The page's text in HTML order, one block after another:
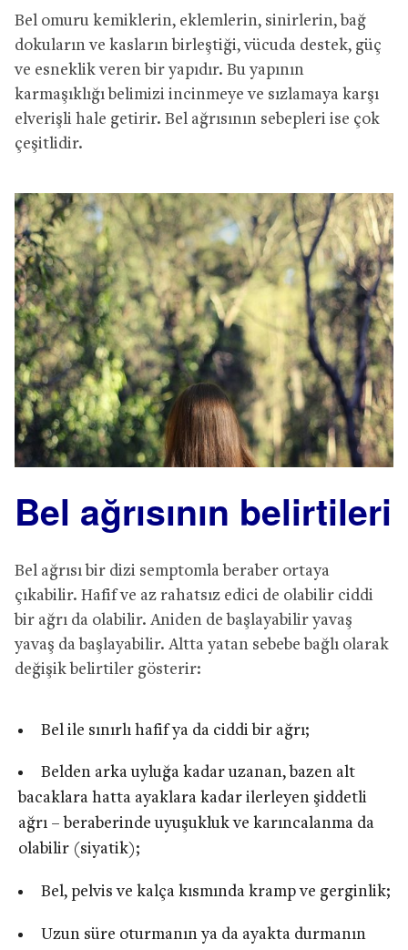
Bel omuru kemiklerin, eklemlerin, sinirlerin, bağ
dokuların ve kasların birleştiği, vücuda destek, güç
ve esneklik veren bir yapıdır. Bu yapının
karmaşıklığı belimizi incinmeye ve sızlamaya karşı
elverişli hale getirir. Bel ağrısının sebepleri ise çok
çeşitlidir.
Bel ağrısının belirtileri
Bel ağrısı bir dizi semptomla beraber ortaya
çıkabilir. Hafif ve az rahatsız edici de olabilir ciddi
bir ağrı da olabilir. Aniden de başlayabilir yavaş
yavaş da başlayabilir. Altta yatan sebebe bağlı olarak
değişik belirtiler gösterir:
Bel ile sınırlı hafif ya da ciddi bir ağrı;
Belden arka uyluğa kadar uzanan, bazen alt
bacaklara hatta ayaklara kadar ilerleyen şiddetli
ağrı – beraberinde uyuşukluk ve karıncalanma da
olabilir (siyatik);
Bel, pelvis ve kalça kısmında kramp ve gerginlik;
Uzun süre oturmanın ya da ayakta durmanın